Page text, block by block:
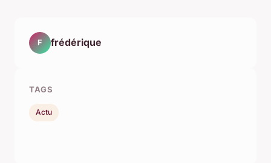
F frédérique
TAGS
Actu